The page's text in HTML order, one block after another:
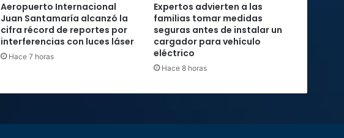
Aeropuerto Internacional
Juan Santamaría alcanzó la
cifra récord de reportes por
interferencias con luces láser
Hace 7 horas
Expertos advierten a las
familias tomar medidas
seguras antes de instalar un
cargador para vehículo
eléctrico
Hace 8 horas